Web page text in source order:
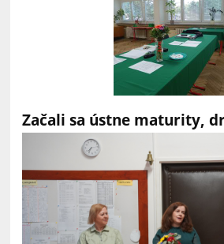
Začali sa ústne maturity,